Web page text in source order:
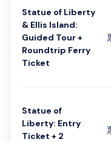
Statue of Liberty
& Ellis Island:
Guided Tour +
Roundtrip Ferry
Ticket
Statue of
Liberty: Entry
Ticket + 2